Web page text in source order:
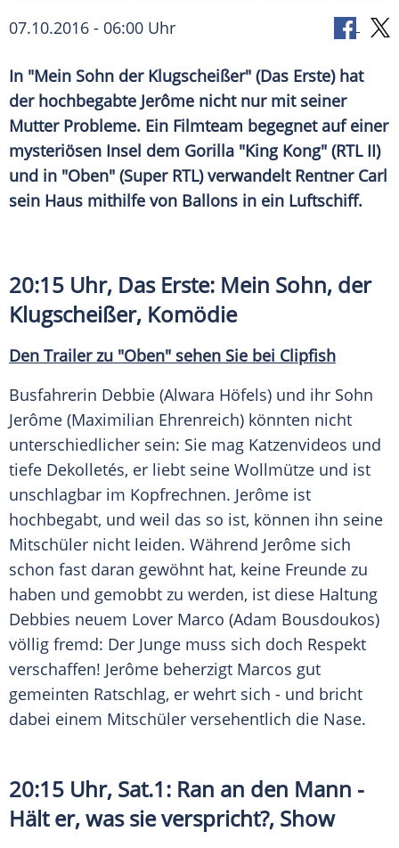
07.10.2016 - 06:00 Uhr
In "Mein Sohn der Klugscheißer" (Das Erste) hat
der hochbegabte Jerôme nicht nur mit seiner
Mutter Probleme. Ein Filmteam begegnet auf einer
mysteriösen Insel dem Gorilla "King Kong" (RTL II)
und in "Oben" (Super RTL) verwandelt Rentner Carl
sein Haus mithilfe von Ballons in ein Luftschiff.
20:15 Uhr, Das Erste: Mein Sohn, der
Klugscheißer, Komödie
Den Trailer zu "Oben" sehen Sie bei Clipfish
Busfahrerin Debbie (Alwara Höfels) und ihr Sohn
Jerôme (Maximilian Ehrenreich) könnten nicht
unterschiedlicher sein: Sie mag Katzenvideos und
tiefe Dekolletés, er liebt seine Wollmütze und ist
unschlagbar im Kopfrechnen. Jerôme ist
hochbegabt, und weil das so ist, können ihn seine
Mitschüler nicht leiden. Während Jerôme sich
schon fast daran gewöhnt hat, keine Freunde zu
haben und gemobbt zu werden, ist diese Haltung
Debbies neuem Lover Marco (Adam Bousdoukos)
völlig fremd: Der Junge muss sich doch Respekt
verschaffen! Jerôme beherzigt Marcos gut
gemeinten Ratschlag, er wehrt sich - und bricht
dabei einem Mitschüler versehentlich die Nase.
20:15 Uhr, Sat.1: Ran an den Mann -
Hält er, was sie verspricht?, Show